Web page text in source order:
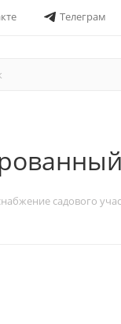
Телеграм
садового